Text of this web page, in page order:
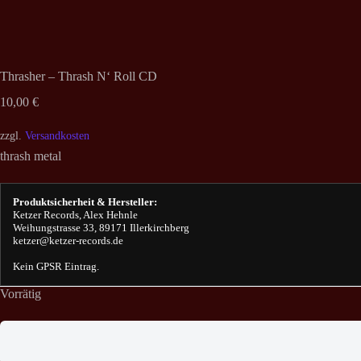
Thrasher – Thrash N‘ Roll CD
10,00 €
zzgl. Versandkosten
thrash metal
Produktsicherheit & Hersteller:
Ketzer Records, Alex Hehnle
Weihungstrasse 33, 89171 Illerkirchberg
ketzer@ketzer-records.de
Kein GPSR Eintrag.
Vorrätig